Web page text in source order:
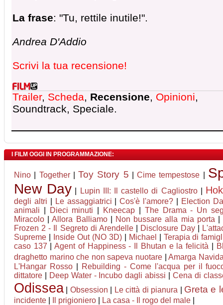
La frase: "Tu, rettile inutile!".
Andrea D'Addio
Scrivi la tua recensione!
Trailer, Scheda, Recensione, Opinioni,
Soundtrack, Speciale.
I FILM OGGI IN PROGRAMMAZIONE:
Nino Together| Toy Story 5 Cime tempestose
New Day
Lupin III: Il castello di Cagliostro|
degli altri Le assaggiatrici |Cos'è l'amore?
Election
animali
Dieci minuti Kneecap
The Drama - Un
Miracolo |Allora Balliamo| Non bussare alla mia porta
Frozen 2 - Il Segreto di Arendelle| Disclosure Day
Supreme
Inside Out (NO 3D)| Michael
Terapia di
caso 137 |Agent of Happiness - Il Bhutan e la felicità
draghetto marino che non sapeva nuotare |Amarga
L'Hangar Rosso|
Rebuilding - Come l'acqua per il
dittatore
Deep Water - Incubo dagli abissi |Cena di
Odissea Obsession Le città di pianura Greta e
incidente Il prigioniero La casa - Il rogo del male